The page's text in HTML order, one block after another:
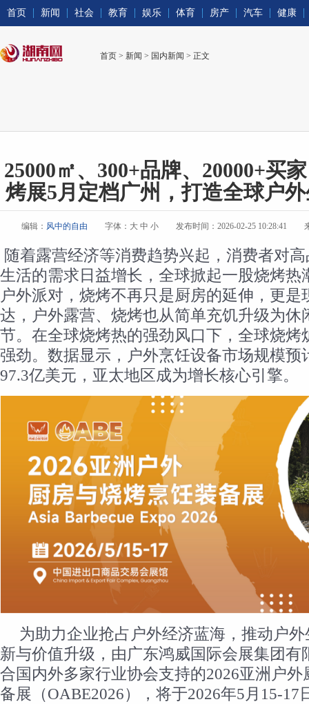
首页 新闻 社会 教育 娱乐 体育 房产 汽车 健康
首页 > 新闻 > 国内新闻 > 正文
25000㎡、300+品牌、20000+买
烤展5月定档广州，打造全球户
编辑： 风中的自由 字体： 大 中 小 发布时间：2026-02-25 10:28:41
随着露营经济等消费趋势兴起，消费者对
生活的需求日益增长，全球掀起一股烧烤热
户外派对，烧烤不再只是厨房的延伸，更是
达，户外露营、烧烤也从简单充饥升级为休
节。在全球烧烤热的强劲风口下，全球烧烤
强劲。数据显示，户外烹饪设备市场规模预
97.3亿美元，亚太地区成为增长核心引擎。
为助力企业抢占户外经济蓝海，推动户
新与价值升级，由广东鸿威国际会展集团有
合国内外多家行业协会支持的2026亚洲户
备展（OABE2026），将于2026年5月15-17